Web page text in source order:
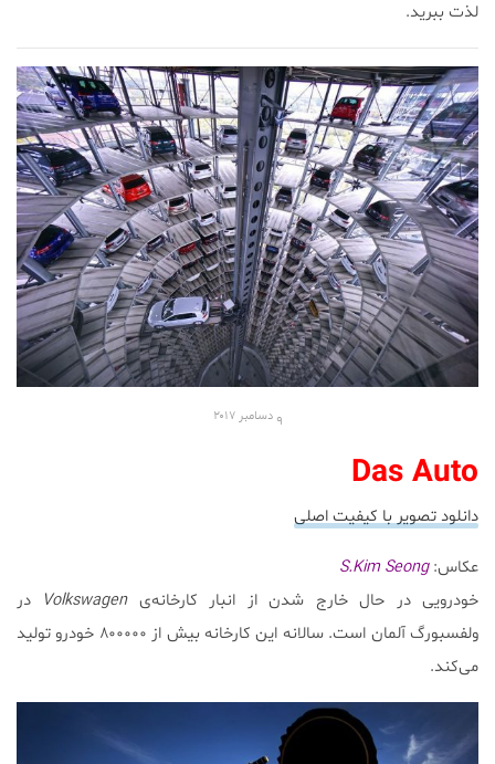
لذت ببرید.
۹ دسامبر ۲۰۱۷
Das Auto
دانلود تصویر با کیفیت اصلی
عکاس:S.Kim Seong
خودرویی در حال خارج شدن از انبار کارخانه‌یVolkswagen
در
ولفسبورگ آلمان است. سالانه این کارخانه بیش از ۸۰۰۰۰۰ خودرو تولید
می‌کند.